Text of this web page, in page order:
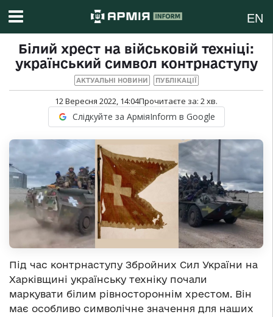
EN
Білий хрест на військовій техніці:
український символ контрнаступу
АКТУАЛЬНІ НОВИНИ ПУБЛІКАЦІЇ
12 Вересня 2022, 14:04Прочитаєте за: 2хв.
Слідкуйте за АрміяInform в Google
Під час контрнаступу Збройних Сил України на
Харківщині українську техніку почали
маркувати білим рівностороннім хрестом. Він
має особливо символічне значення для наших